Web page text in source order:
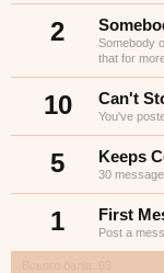
2
Somebody
that for
10 Can't
You've
5 Keeps
30
1 First
Post a